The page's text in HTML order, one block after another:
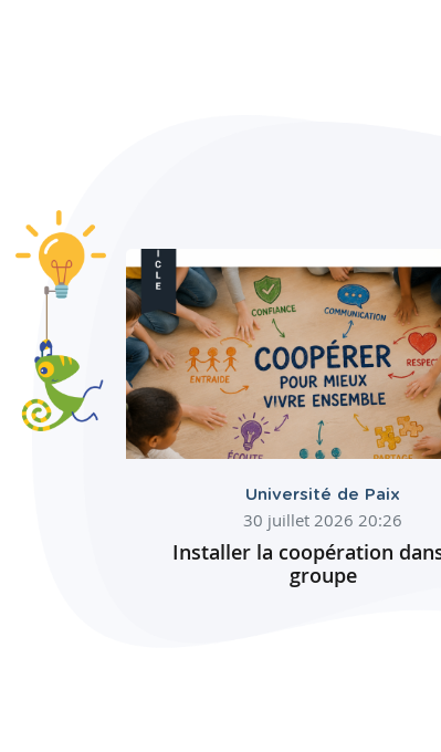
Université de Paix
30 juillet 2026 20:26
Installer la coopération
groupe